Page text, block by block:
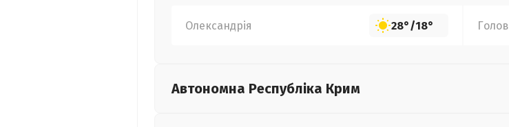
Олександрія 28°/18°
Автономна Республіка Крим